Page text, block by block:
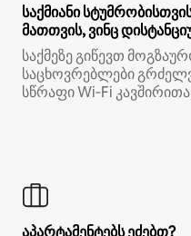
საქმიანი
მათთვის, ვინც
საქმეზე გიწევთ
საცხოვრებლები
სწრაფი Wi‑Fi
აპარტამენტებს ეძებთ?